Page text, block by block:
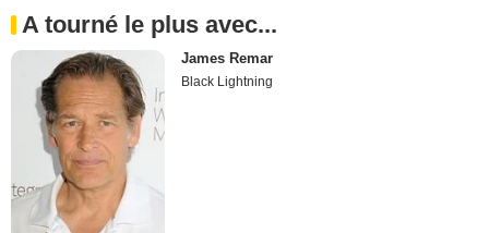
A tourné le plus avec...
James Remar
Black Lightning